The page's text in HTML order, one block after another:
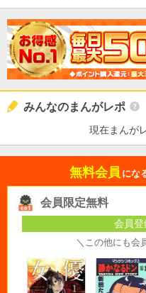
みんなのまんがレポ
現在まんが
無料会員 にな
会員限定無料
会員
＼この他にも会